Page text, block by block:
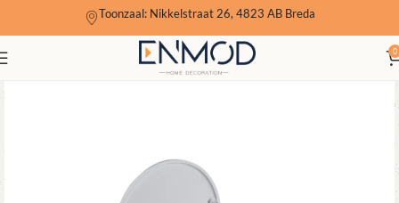
Toonzaal: Nikkelstraat 26, 4823 AB Breda
0